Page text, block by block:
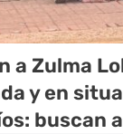
a Zulma
y en
buscan